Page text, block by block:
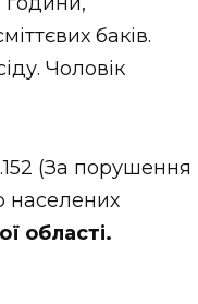
баків.
Чоловік
(За порушення
населених
області.